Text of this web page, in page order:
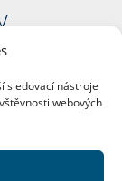
sledovací nástroje
webových